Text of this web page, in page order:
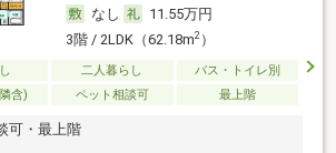
なし
11.55万円
3階 / 2LDK（62.18m2）
二人暮らし
バス・トイレ別
含)
ペット相談可 最上階
可・最上階